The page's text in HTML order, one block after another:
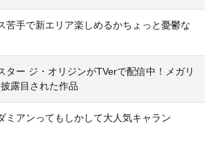
苦手で新エリア楽しめるかちょっと憂鬱な
ター ジ・オリジンがTVerで配信中！メガリ
露目された作品
ミアンってもしかして大人気キャラン